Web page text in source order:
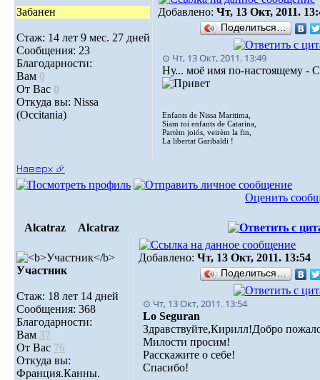
Забанен
Стаж: 14 лет 9 мес. 27 дней
Сообщения: 23
Благодарности:
Вам 0
От Вас 0
Откуда вы: Nissa
(Occitania)
Добавлено: Чт, 13 Окт, 2011.
Поделиться…
⊙ Чт, 13 Окт, 2011. 13:49
Ну... моё имя по-настоящему -
Enfants de Nissa Maritima,
Siam toi enfants de Catarina,
Partèm joiós, veirèm la fin,
La libertat Garibaldi !
Наверх ⮵
Оценить
Alcatraz Alcatraz
Участник
Стаж: 18 лет 14 дней
Сообщения: 368
Благодарности:
Вам 37
От Вас 76
Откуда вы:
Франция.Канны.
Добавлено: Чт, 13 Окт, 2011. 13:54
Поделиться…
⊙ Чт, 13 Окт, 2011. 13:54
Lo Seguran
Здравствуйте,Кирилл!Добро
Милости просим!
Расскажите о себе!
Спасибо!